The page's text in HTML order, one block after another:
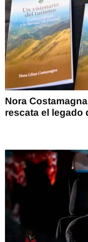
Nora
rescata el legado